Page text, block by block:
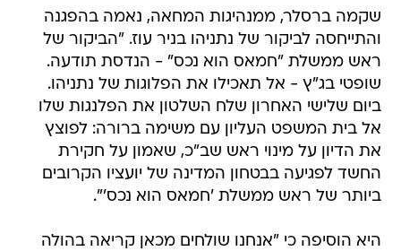
שקמה ברסלר, ממנהיגות המחאה, נאמה בהפגנה
והתייחסה לביקור של נתניהו בניר עוז. "הביקור של
ראש ממשלת "חמאס הוא נכס" - הנדסת תודעה.
שופטי בג"ץ - אל תאכילו את הפלוגות של נתניהו.
ביום שלישי האחרון שלח השלטון את הפלנגות שלו
אל בית המשפט העליון עם משימה ברורה: לפוצץ
את הדיון על מינוי ראש שב"כ, שאמון על חקירת
החשד לפגיעה בבטחון המדינה של יועציו הקרובים
ביותר של ראש ממשלת 'חמאס הוא נכס'".
היא הוסיפה כי "אנחנו שולחים מכאן קריאה בהולה